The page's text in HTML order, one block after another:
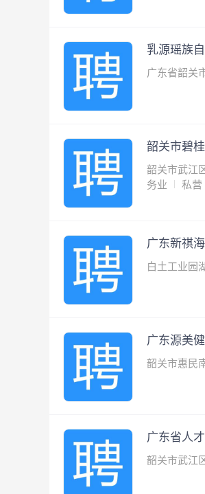
乳源瑶族
广东省韶关
韶关市碧
韶关市武江
务业
私营
广东新祺
白土工业园
广东源美
韶关市惠民
广东省人
韶关市武江